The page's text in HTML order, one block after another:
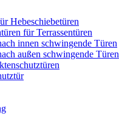
Hebeschiebetüren
für Terrassentüren
innen schwingende Türen
außen schwingende Türen